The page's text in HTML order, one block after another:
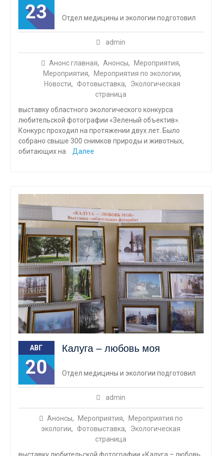
23
admin
Анонс главная, Анонсы, Мероприятия,
Мероприятия, Мероприятия по экологии,
Новости, Фотовыставка,
Экологическая
страница
Отдел медицины и экологии подготовил
выставку областного экологического конкурса
любительской фотографии «Зеленый объектив».
Конкурс проходил на протяжении двух лет. Было
собрано свыше 300 снимков природы и животных,
обитающих на
Далее
АВГ
20
Калуга – любовь моя
admin
Анонсы, Мероприятия,
Мероприятия по
экологии, Фотовыставка,
Экологическая
страница
Отдел медицины и экологии подготовил
выставку любительской фотографии «Калуга – любовь